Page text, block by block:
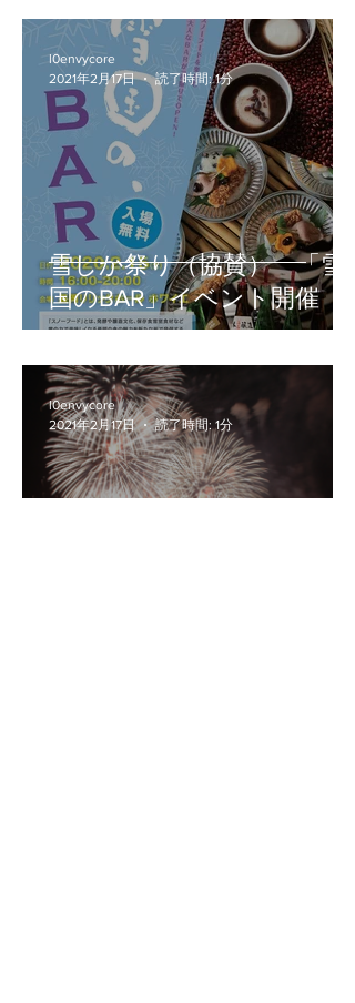
雪しか祭り（協賛） 「雪
国のBAR」イベント開催
l0envycore
2021年2月17日
読了時間: 1分
l0envycore
2021年2月17日
読了時間: 1分